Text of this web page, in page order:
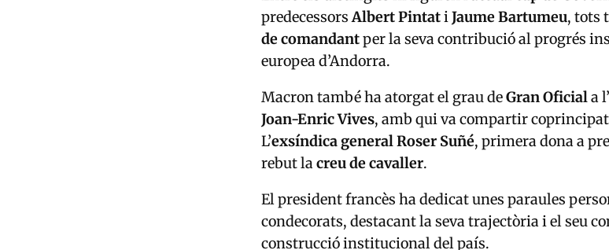
predecessors Albert Pintati Jaume Bartumeu, tots
de comandantper la seva contribució al progrés
europea d’Andorra.
Macron també ha atorgat el grau deGran Oficial a l’
Joan-Enric Vives, amb qui va compartir coprincipat
L’exsíndica general Roser Suñé, primera dona a
rebut la creu de cavaller.
El president francès ha dedicat unes paraules
condecorats, destacant la seva trajectòria i el seu
construcció institucional del país.